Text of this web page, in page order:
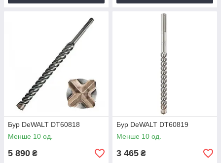
Бур DeWALT DT60818
Менше 10 од.
5 890 ₴
Бур DeWALT DT60819
Менше 10 од.
3 465 ₴